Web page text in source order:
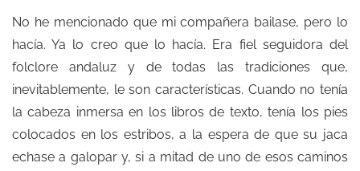
No he mencionado que mi compañera bailase, pero lo
hacía. Ya lo creo que lo hacía. Era fiel seguidora del
folclore andaluz y de todas las tradiciones que,
inevitablemente, le son características. Cuando no tenía
la cabeza inmersa en los libros de texto, tenía los pies
colocados en los estribos, a la espera de que su jaca
echase a galopar y, si a mitad de uno de esos caminos